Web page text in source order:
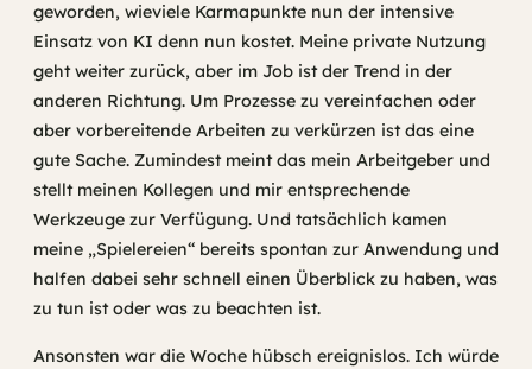
geworden, wieviele Karmapunkte nun der intensive
Einsatz von KI denn nun kostet. Meine private Nutzung
geht weiter zurück, aber im Job ist der Trend in der
anderen Richtung. Um Prozesse zu vereinfachen oder
aber vorbereitende Arbeiten zu verkürzen ist das eine
gute Sache. Zumindest meint das mein Arbeitgeber und
stellt meinen Kollegen und mir entsprechende
Werkzeuge zur Verfügung. Und tatsächlich kamen
meine „Spielereien“ bereits spontan zur Anwendung und
halfen dabei sehr schnell einen Überblick zu haben, was
zu tun ist oder was zu beachten ist.
Ansonsten war die Woche hübsch ereignislos. Ich würde